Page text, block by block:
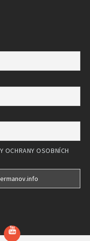
OCHRANY OSOBNÍCH
YouTube